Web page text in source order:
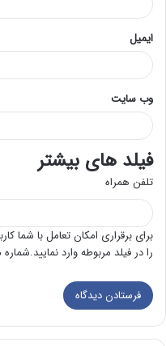
ایمیل
وب‌ سایت
فیلد های بیشتر
تلفن همراه
برای برقراری امکان تعامل با شما
را در فیلد مربوطه وارد